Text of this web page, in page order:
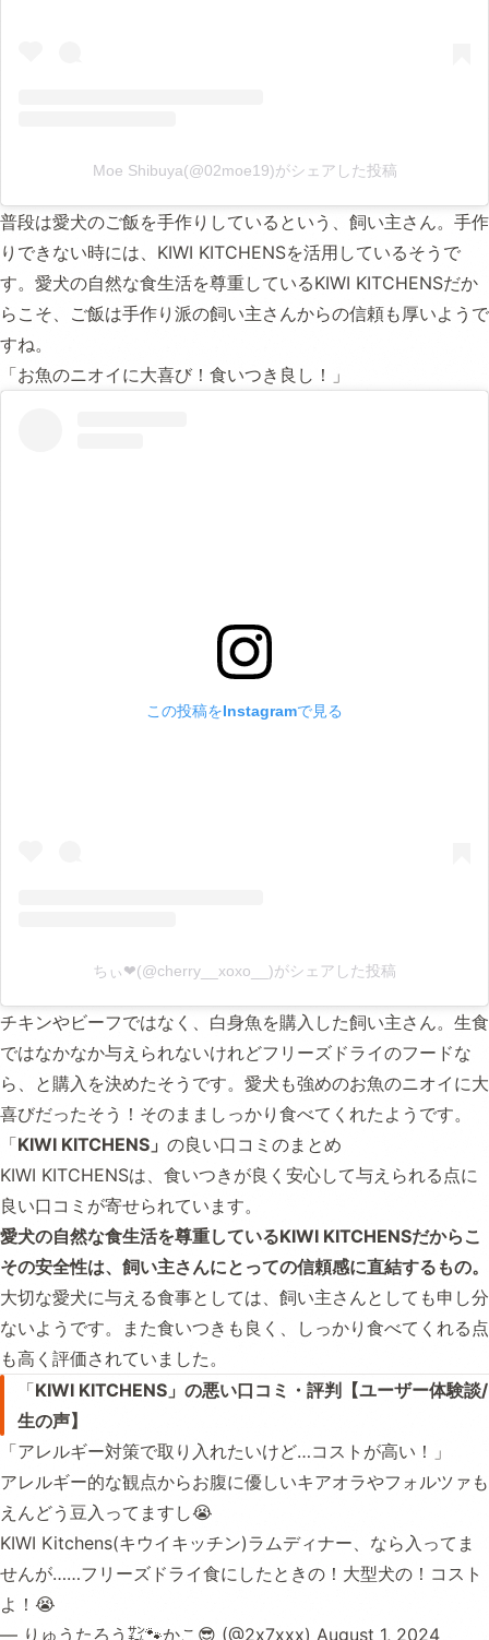
Moe Shibuya(@02moe19)がシェアした投稿
普段は愛犬のご飯を手作りしているという、飼い主さん。手作
りできない時には、KIWI KITCHENSを活用しているそうで
す。愛犬の自然な食生活を尊重しているKIWI KITCHENSだか
らこそ、ご飯は手作り派の飼い主さんからの信頼も厚いようで
すね。
「お魚のニオイに大喜び！食いつき良し！」
この投稿をInstagramで見る
ちぃ❤︎(@cherry__xoxo__)がシェアした投稿
チキンやビーフではなく、白身魚を購入した飼い主さん。生食
ではなかなか与えられないけれどフリーズドライのフードな
ら、と購入を決めたそうです。愛犬も強めのお魚のニオイに大
喜びだったそう！そのまましっかり食べてくれたようです。
「KIWI KITCHENS」 の良い口コミのまとめ
KIWI KITCHENSは、食いつきが良く安心して与えられる点に
良い口コミが寄せられています。
愛犬の自然な食生活を尊重しているKIWI KITCHENSだからこ
その安全性は、飼い主さんにとっての信頼感に直結するもの。
大切な愛犬に与える食事としては、飼い主さんとしても申し分
ないようです。また食いつきも良く、しっかり食べてくれる点
も高く評価されていました。
「KIWI KITCHENS」の悪い口コミ・評判【ユーザー体験談/
生の声】
「アレルギー対策で取り入れたいけど…コストが高い！」
アレルギー的な観点からお腹に優しいキアオラやフォルツァも
えんどう豆入ってますし😭
KIWI Kitchens(キウイキッチン)ラムディナー、なら入ってま
せんが……フリーズドライ食にしたときの！大型犬の！コスト
よ！😭
— りゅうたろう㌠🐾かこ😎 (@2x7xxx) August 1, 2024